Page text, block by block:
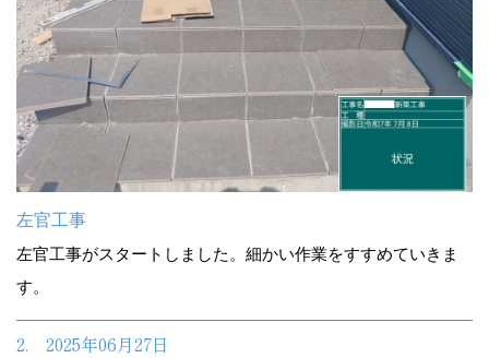
左官工事
左官工事がスタートしました。細かい作業をすすめていきま
す。
2. 2025年06月27日